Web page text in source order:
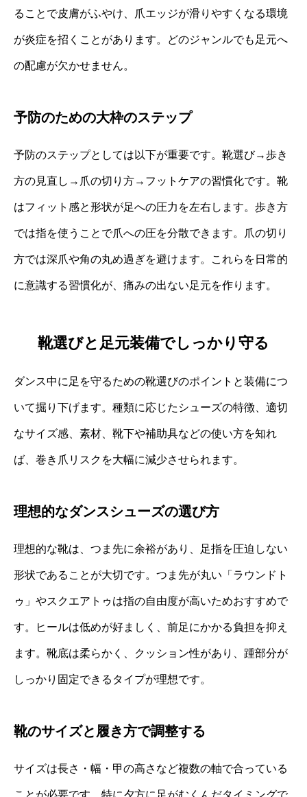
ることで皮膚がふやけ、爪エッジが滑りやすくなる環境
が炎症を招くことがあります。どのジャンルでも足元へ
の配慮が欠かせません。
予防のための大枠のステップ
予防のステップとしては以下が重要です。靴選び→歩き
方の見直し→爪の切り方→フットケアの習慣化です。靴
はフィット感と形状が足への圧力を左右します。歩き方
では指を使うことで爪への圧を分散できます。爪の切り
方では深爪や角の丸め過ぎを避けます。これらを日常的
に意識する習慣化が、痛みの出ない足元を作ります。
靴選びと足元装備でしっかり守る
ダンス中に足を守るための靴選びのポイントと装備につ
いて掘り下げます。種類に応じたシューズの特徴、適切
なサイズ感、素材、靴下や補助具などの使い方を知れ
ば、巻き爪リスクを大幅に減少させられます。
理想的なダンスシューズの選び方
理想的な靴は、つま先に余裕があり、足指を圧迫しない
形状であることが大切です。つま先が丸い「ラウンドト
ゥ」やスクエアトゥは指の自由度が高いためおすすめで
す。ヒールは低めが好ましく、前足にかかる負担を抑え
ます。靴底は柔らかく、クッション性があり、踵部分が
しっかり固定できるタイプが理想です。
靴のサイズと履き方で調整する
サイズは長さ・幅・甲の高さなど複数の軸で合っている